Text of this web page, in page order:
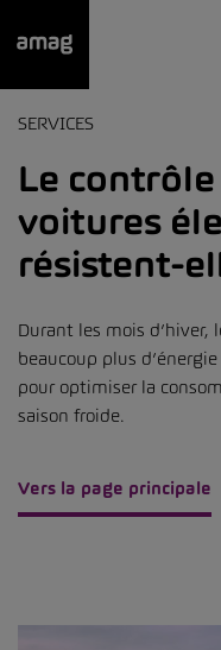
SERVICES
Le
voitures
résistent-
Durant les mois
beaucoup plus
pour optimiser la
saison froide.
Vers la page principale